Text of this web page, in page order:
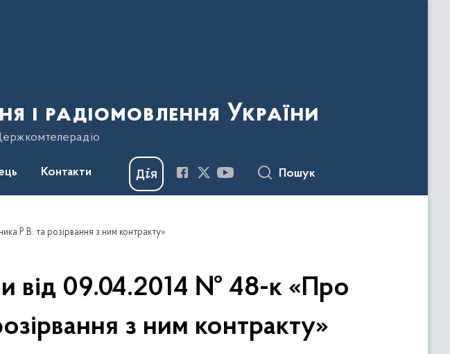
і радіомовлення України
Контакти Пошук
Р.В. та розірвання з ним контракту»
від 09.04.2014 № 48-к «Про
з ним контракту»